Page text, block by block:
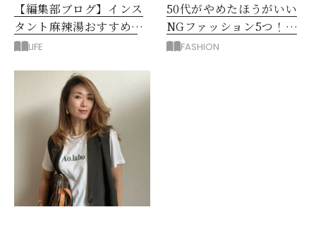
【編集部ブログ】インス
タント麻辣湯おすすめ3
選！シビ辛好きはお試し
LIFE
50代がやめたほうがいい
NGファッション5つ！手
持ち服を見直すコツ
FASHION